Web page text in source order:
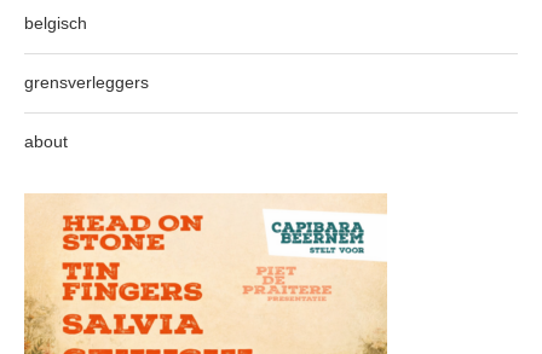
belgisch
grensverleggers
about